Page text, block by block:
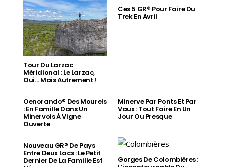
Tour Du Larzac
Méridional : Le Larzac,
Oui… Mais Autrement !
Ces 5 GR® Pour Faire Du
Trek En Avril
Oenorando® Des Mourels
: En Famille Dans Un
Minervois À Vigne
Ouverte
Minerve Par Ponts Et Par
Vaux : Tout Faire En Un
Jour Ou Presque
Nouveau GR® De Pays
Entre Deux Lacs : Le Petit
Dernier De La Famille Est Gorges De Colombières :